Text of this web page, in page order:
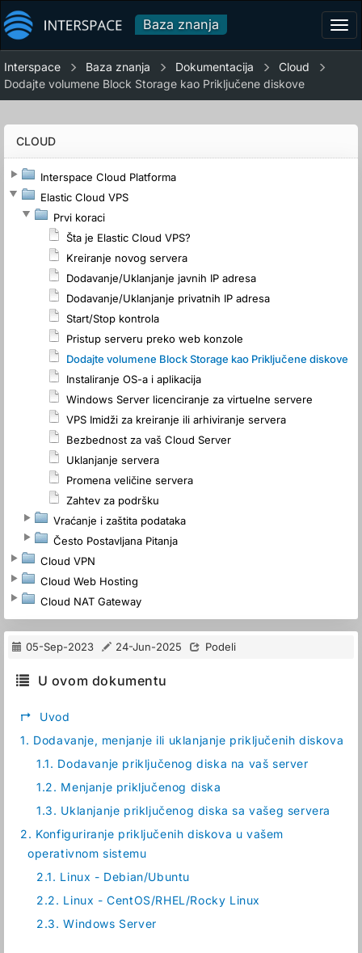
Baza znanja
Interspace Baza znanja Dokumentacija
Cloud
Dodajte volumene Block Storage kao Priključene diskove
CLOUD
Interspace Cloud Platforma
Elastic Cloud VPS
Prvi koraci
Šta je Elastic Cloud VPS?
Kreiranje novog servera
Dodavanje/Uklanjanje javnih IP adresa
Dodavanje/Uklanjanje privatnih IP adresa
Start/Stop kontrola
Pristup serveru preko web konzole
Dodajte volumene Block Storage kao Priključene diskove
Instaliranje OS-a i aplikacija
Windows Server licenciranje za virtuelne servere
VPS Imidži za kreiranje ili arhiviranje servera
Bezbednost za vaš Cloud Server
Uklanjanje servera
Promena veličine servera
Zahtev za podršku
Vraćanje i zaštita podataka
Često Postavljana Pitanja
Cloud VPN
Cloud Web Hosting
Cloud NAT Gateway
05-Sep-2023 24-Jun-2025 Podeli
U ovom dokumentu
↱
Uvod
1. Dodavanje, menjanje ili uklanjanje priključenih diskova
1.1. Dodavanje priključenog diska na vaš server
1.2. Menjanje priključenog diska
1.3. Uklanjanje priključenog diska sa vašeg servera
2. Konfiguriranje priključenih diskova u vašem
operativnom sistemu
2.1. Linux - Debian/Ubuntu
2.2. Linux - CentOS/RHEL/Rocky Linux
2.3. Windows Server